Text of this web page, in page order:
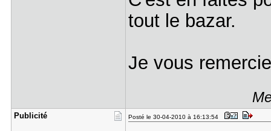
tout le bazar.
Je vous
Publicité Posté le 30-04-2010 à 16:13:54